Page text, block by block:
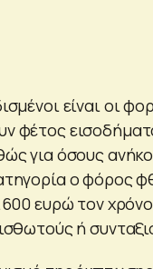
είναι οι
φέτος
για όσους
ο φόρος
ευρώ τον
ή